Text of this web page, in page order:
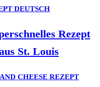
Rezept
St. Louis